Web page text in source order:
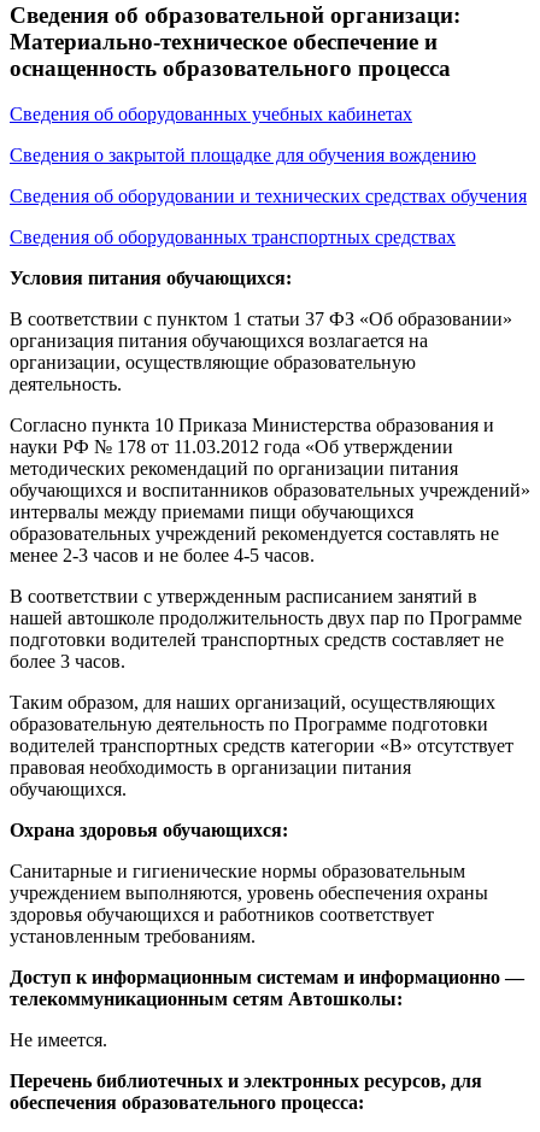
Сведения об образовательной организаци:
Материально-техническое обеспечение и
оснащенность образовательного процесса
Сведения об оборудованных учебных кабинетах
Сведения о закрытой площадке для обучения вождению
Сведения об оборудовании и технических средствах обучения
Сведения об оборудованных транспортных средствах
Условия питания обучающихся:
В соответствии с пунктом 1 статьи 37 ФЗ «Об образовании»
организация питания обучающихся возлагается на
организации, осуществляющие образовательную
деятельность.
Согласно пункта 10 Приказа Министерства образования и
науки РФ № 178 от 11.03.2012 года «Об утверждении
методических рекомендаций по организации питания
обучающихся и воспитанников образовательных учреждений»
интервалы между приемами пищи обучающихся
образовательных учреждений рекомендуется составлять не
менее 2-3 часов и не более 4-5 часов.
В соответствии с утвержденным расписанием занятий в
нашей автошколе продолжительность двух пар по Программе
подготовки водителей транспортных средств составляет не
более 3 часов.
Таким образом, для наших организаций, осуществляющих
образовательную деятельность по Программе подготовки
водителей транспортных средств категории «В» отсутствует
правовая необходимость в организации питания
обучающихся.
Охрана здоровья обучающихся:
Санитарные и гигиенические нормы образовательным
учреждением выполняются, уровень обеспечения охраны
здоровья обучающихся и работников соответствует
установленным требованиям.
Доступ к информационным системам и информационно —
телекоммуникационным сетям Автошколы:
Не имеется.
Перечень библиотечных и электронных ресурсов, для
обеспечения образовательного процесса: